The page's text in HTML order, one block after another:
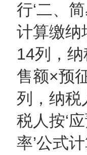
行‘二、
计算缴纳
14列，
售额×预
列，纳税
税人按‘
率’公式